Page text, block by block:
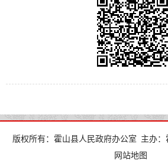
版权所有：霍山县人民政府办公室 主办：
网站地图